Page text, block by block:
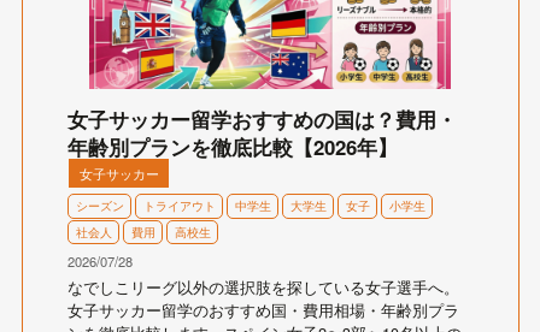
女子サッカー留学おすすめの国は？費用・
年齢別プランを徹底比較【2026年】
女子サッカー
シーズン トライアウト 中学生 大学生 女子
小学生
社会人
費用 高校生
2026/07/28
なでしこリーグ以外の選択肢を探している女子選手へ。
女子サッカー留学のおすすめ国・費用相場・年齢別プラ